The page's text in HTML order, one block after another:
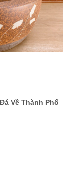
Về Thành Phố